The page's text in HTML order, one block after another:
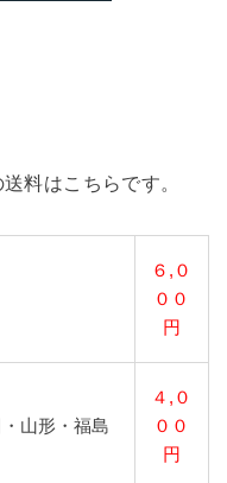
料はこちらです。
６,０
００
円
山形・福島
４,０
００
円